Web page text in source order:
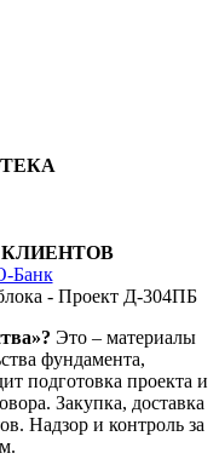
- Проект Д-304ПБ
Это – материалы
фундамента,
подготовка проекта и
Закупка, доставка
Надзор и контроль за